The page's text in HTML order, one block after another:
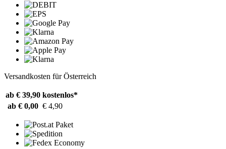
Versandkosten für Österreich
ab € 39,90 kostenlos*
ab € 0,00 € 4,90